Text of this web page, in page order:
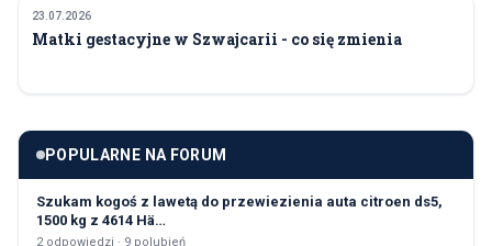
POLITYKA I GOSPODARKA
23.07.2026
Matki gestacyjne w Szwajcarii - co się zmienia
POPULARNE NA FORUM
Szukam kogoś z lawetą do przewiezienia auta citroen ds5,
1500 kg z 4614 Hä…
2 odpowiedzi · 9 polubień